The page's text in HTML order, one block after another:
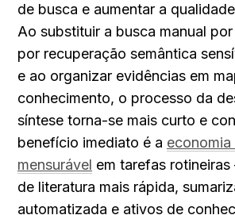
de busca e aumentar a
Ao substituir a busca manual
por recuperação semântica
e ao organizar evidências em
conhecimento, o processo da
síntese torna-se mais curto e
benefício imediato é a
mensurável em tarefas
de literatura mais rápida,
automatizada e ativos de